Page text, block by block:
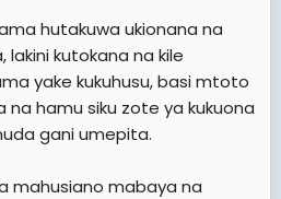
hutakuwa ukionana na
kutokana na kile
yake kukuhusu, basi mtoto
hamu siku zote ya kukuona
gani umepita.
mahusiano mabaya na